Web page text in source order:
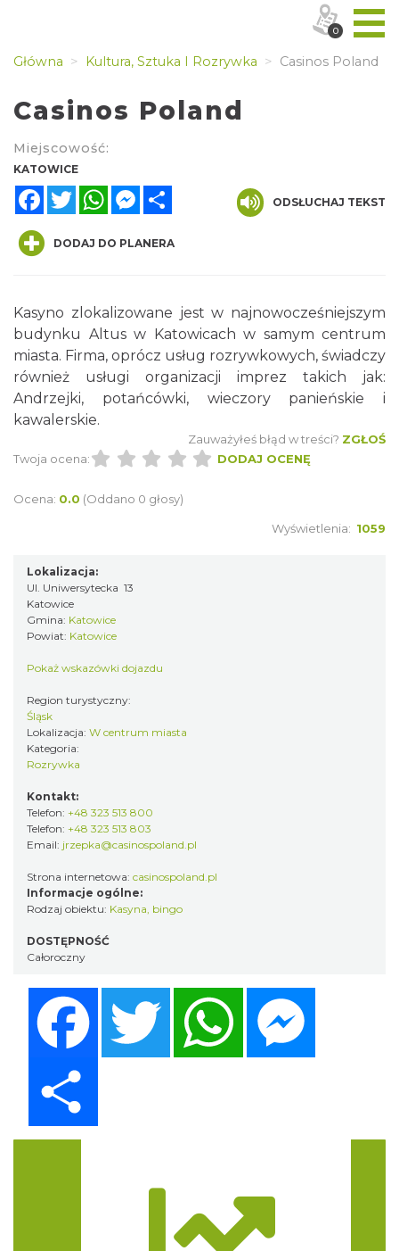
Główna Kultura, Sztuka I Rozrywka Casinos Poland
Casinos Poland
Miejscowość:
KATOWICE
FacebookTwitterWhatsAppMessenger
ODSŁUCHAJ TEKST
DODAJ DO PLANERA
Kasyno zlokalizowane jest w najnowocześniejszym
budynku Altus w Katowicach w samym centrum
miasta. Firma, oprócz usług rozrywkowych, świadczy
również usługi organizacji imprez takich jak:
Andrzejki, potańcówki, wieczory panieńskie i
kawalerskie.
Zauważyłeś błąd w treści? ZGŁOŚ
Twoja ocena:
DODAJ OCENĘ
Ocena: 0.0 (Oddano 0 głosy)
Wyświetlenia: 1059
Lokalizacja:
Ul. Uniwersytecka 13
Katowice
Gmina: Katowice
Powiat: Katowice
Pokaż wskazówki dojazdu
Region turystyczny:
Śląsk
Lokalizacja: W centrum miasta
Kategoria:
Rozrywka
Kontakt:
Telefon: +48 323 513 800
Telefon: +48 323 513 803
Email: jrzepka@casinospoland.pl
Strona internetowa: casinospoland.pl
Informacje ogólne:
Rodzaj obiektu: Kasyna, bingo
DOSTĘPNOŚĆ
Całoroczny
Twitter WhatsApp
0